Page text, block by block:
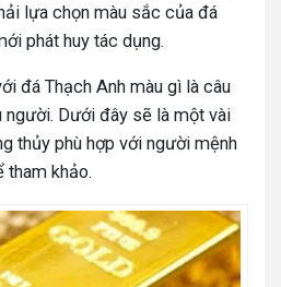
lựa chọn màu sắc của đá
phát huy tác dụng.
đá Thạch Anh màu gì là câu
Dưới đây sẽ là một vài
thủy phù hợp với người mệnh
tham khảo.